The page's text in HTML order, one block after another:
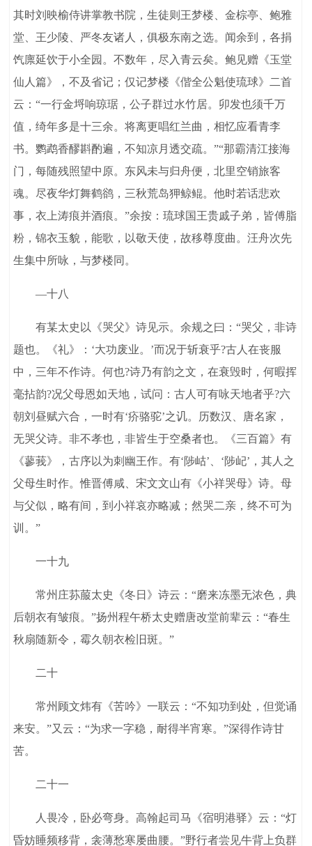
其时刘映榆侍讲掌教书院，生徒则王梦楼、金棕亭、鲍雅
堂、王少陵、严冬友诸人，俱极东南之选。闻余到，各捐
饩廪延饮于小全园。不数年，尽入青云矣。鲍见赠《玉堂
仙人篇》，不及省记；仅记梦楼《偕全公魁使琉球》二首
云：“一行金埒响琼琚，公子群过水竹居。卯发也须千万
值，绮年多是十三余。将离更唱红兰曲，相忆应看青李
书。鹦鹉香醪斟酌遍，不知凉月透交疏。”“那霸清江接海
门，每随残照望中原。东风未与归舟便，北里空销旅客
魂。尽夜华灯舞鹤鹆，三秋荒岛狎鲸鲲。他时若话悲欢
事，衣上涛痕并酒痕。”余按：琉球国王贵戚子弟，皆傅脂
粉，锦衣玉貌，能歌，以敬天使，故移尊度曲。汪舟次先
生集中所咏，与梦楼同。
—十八
有某太史以《哭父》诗见示。余规之曰：“哭父，非诗
题也。《礼》：‘大功废业。’而况于斩衰乎?古人在丧服
中，三年不作诗。何也?诗乃有韵之文，在衰毁时，何暇挥
毫拈韵?况父母恩如天地，试问：古人可有咏天地者乎?六
朝刘昼赋六合，一时有‘疥骆驼’之讥。历数汉、唐名家，
无哭父诗。非不孝也，非皆生于空桑者也。《三百篇》有
《蓼莪》，古序以为刺幽王作。有‘陟岵’、‘陟屺’，其人之
父母生时作。惟晋傅咸、宋文文山有《小祥哭母》诗。母
与父似，略有间，到小祥哀亦略减；然哭二亲，终不可为
训。”
一十九
常州庄荪菔太史《冬日》诗云：“磨来冻墨无浓色，典
后朝衣有皱痕。”扬州程午桥太史赠唐改堂前辈云：“春生
秋扇随新令，霉久朝衣检旧斑。”
二十
常州顾文炜有《苦吟》一联云：“不知功到处，但觉诵
来安。”又云：“为求一字稳，耐得半宵寒。”深得作诗甘
苦。
二十一
人畏冷，卧必弯身。高翰起司马《宿明港驿》云：“灯
昏妨睡频移背，衾薄愁寒屡曲腰。”野行者尝见牛背上负群